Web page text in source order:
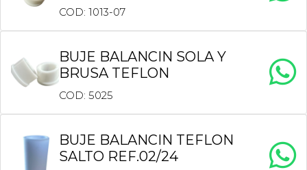
COD: 1013-07
BUJE BALANCIN SOLA Y
BRUSA TEFLON
COD: 5025
BUJE BALANCIN TEFLON
SALTO REF.02/24